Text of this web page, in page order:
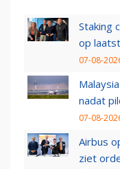
Staking
op
07-08-
nadat
07-08-
Airbus
ziet